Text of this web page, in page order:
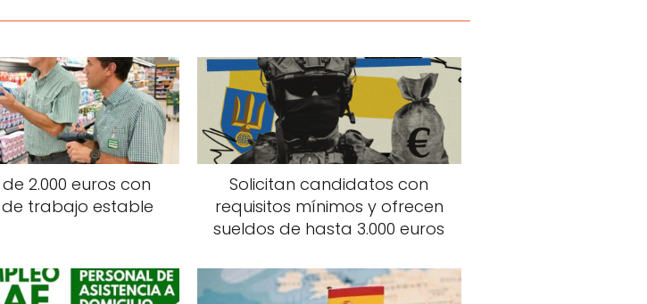
2.000 euros con
trabajo estable
Solicitan candidatos con
requisitos mínimos y ofrecen
sueldos de hasta 3.000 euros